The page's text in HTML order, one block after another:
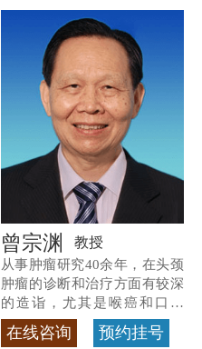
曾宗渊 教授
从事肿瘤研究40余年，在头颈
肿瘤的诊断和治疗方面有较深
的造诣，尤其是喉癌和口腔
癌，迄今仍是广东喉癌单病种
首席专家>>查看专家详情
在线咨询 预约挂号